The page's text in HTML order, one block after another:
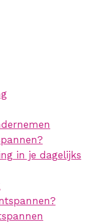
in je dagelijks